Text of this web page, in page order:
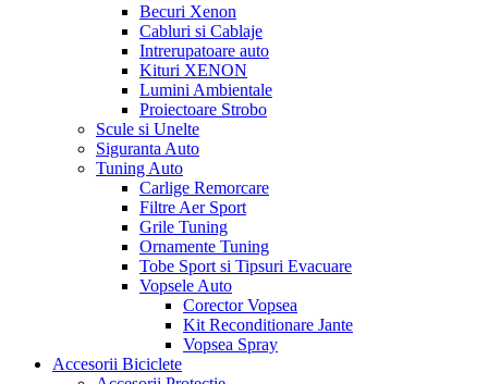
Becuri Xenon
Cabluri si Cablaje
Intrerupatoare auto
Kituri XENON
Lumini Ambientale
Proiectoare Strobo
Scule si Unelte
Siguranta Auto
Tuning Auto
Carlige Remorcare
Filtre Aer Sport
Grile Tuning
Ornamente Tuning
Tobe Sport si Tipsuri Evacuare
Vopsele Auto
Corector Vopsea
Kit Reconditionare Jante
Vopsea Spray
Accesorii Biciclete